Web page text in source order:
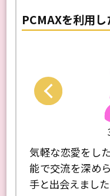
PCMAXを利用
気軽な恋愛をし
能で交流を深め
手と出会えました